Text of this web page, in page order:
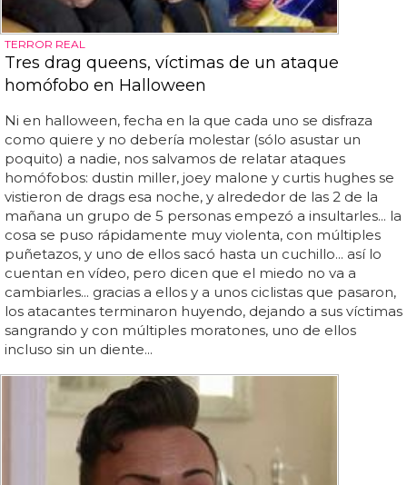
TERROR REAL
Tres drag queens, víctimas de un ataque
homófobo en Halloween
Ni en halloween, fecha en la que cada uno se disfraza
como quiere y no debería molestar (sólo asustar un
poquito) a nadie, nos salvamos de relatar ataques
homófobos: dustin miller, joey malone y curtis hughes se
vistieron de drags esa noche, y alrededor de las 2 de la
mañana un grupo de 5 personas empezó a insultarles... la
cosa se puso rápidamente muy violenta, con múltiples
puñetazos, y uno de ellos sacó hasta un cuchillo... así lo
cuentan en vídeo, pero dicen que el miedo no va a
cambiarles... gracias a ellos y a unos ciclistas que pasaron,
los atacantes terminaron huyendo, dejando a sus víctimas
sangrando y con múltiples moratones, uno de ellos
incluso sin un diente...